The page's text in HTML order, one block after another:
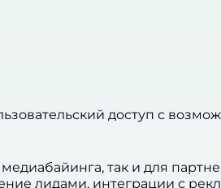
доступ с
так и для
лидами, интеграции с